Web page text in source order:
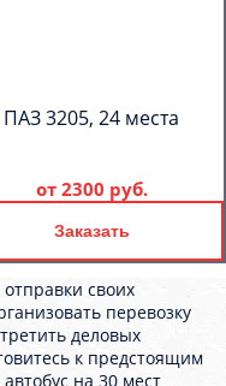
ПАЗ 3205, 24 места
от 2300 руб.
Заказать
своих
перевозку
деловых
к предстоящим
на 30 мест